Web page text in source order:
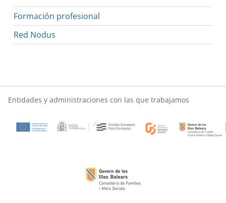
Formación profesional
Red Nodus
Entidades y administraciones con las que trabajamos